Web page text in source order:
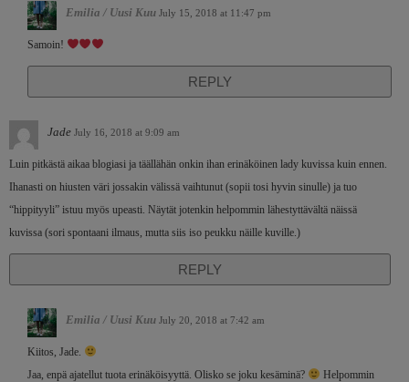
Emilia / Uusi Kuu July 15, 2018 at 11:47 pm
Samoin!
REPLY
Jade July 16, 2018 at 9:09 am
Luin pitkästä aikaa blogiasi ja täällähän onkin ihan erinäköinen lady kuvissa kuin ennen.
Ihanasti on hiusten väri jossakin välissä vaihtunut (sopii tosi hyvin sinulle) ja tuo
“hippityyli” istuu myös upeasti. Näytät jotenkin helpommin lähestyttävältä näissä
kuvissa (sori spontaani ilmaus, mutta siis iso peukku näille kuville.)
REPLY
Emilia / Uusi Kuu July 20, 2018 at 7:42 am
Kiitos, Jade.
Jaa, enpä ajatellut tuota erinäköisyyttä. Olisko se joku kesäminä?
Helpommin